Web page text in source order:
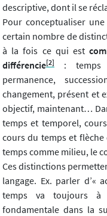
descriptive, dont il se
Pour conceptualiser
certain nombre de
à la fois ce qui est
différencie[2]
: temps
permanence,
changement, présent et
objectif, maintenant…
temps et temporel,
cours du temps et
temps comme milieu, le
Ces distinctions
langage. Ex. parler d’«
temps va toujours à
fondamentale dans la